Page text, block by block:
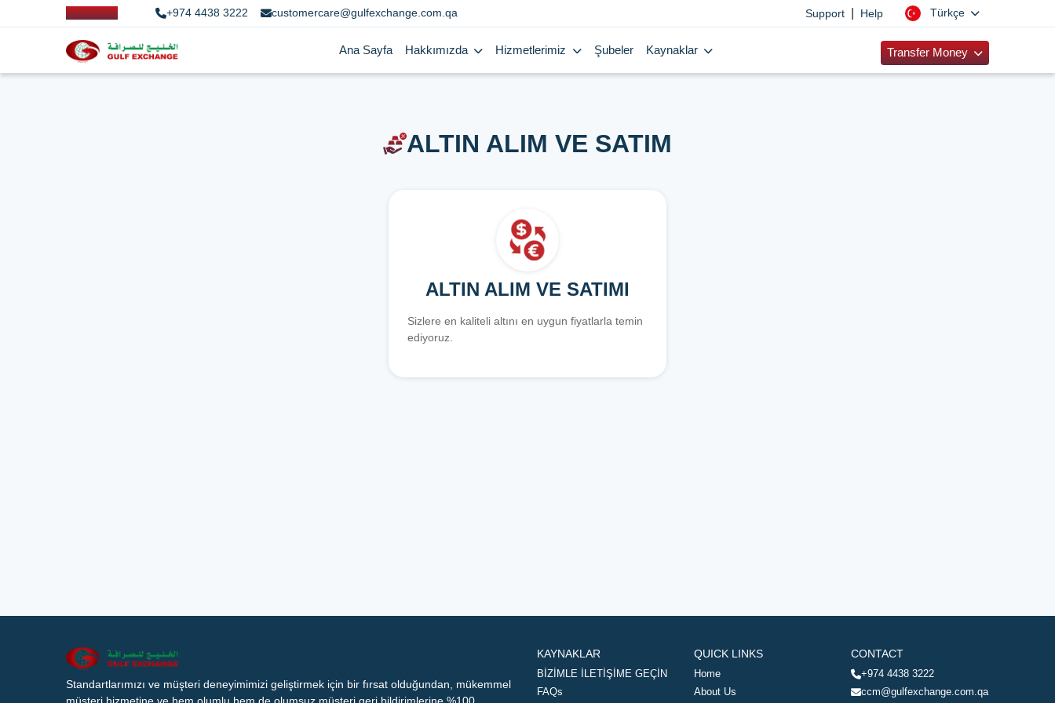
+974 4438 3222 customercare@gulfexchange.com.qa Support Help Türkçe
Ana Sayfa Hakkımızda Hizmetlerimiz Şubeler Kaynaklar Transfer Money
ALTIN ALIM VE SATIM
ALTIN ALIM VE SATIMI
Sizlere en kaliteli altını en uygun fiyatlarla temin
ediyoruz.
Standartlarımızı ve müşteri deneyimimizi geliştirmek için bir fırsat olduğundan, mükemmel
KAYNAKLAR
BİZİMLE İLETİŞİME GEÇİN
FAQs
QUICK LINKS
Home
About Us
CONTACT
+974 4438 3222
ccm@gulfexchange.com.qa